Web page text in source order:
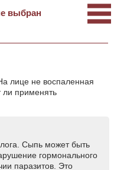
выбран
лице не воспаленная
ли применять
Сыпь может быть
гормонального
паразитов. Это